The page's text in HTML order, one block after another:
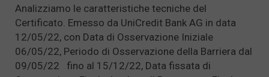
Analizziamo le caratteristiche tecniche del
Certificato. Emesso da UniCredit Bank AG in data
12/05/22, con Data di Osservazione Iniziale
06/05/22, Periodo di Osservazione della Barriera dal
09/05/22 fino al 15/12/22, Data fissata di